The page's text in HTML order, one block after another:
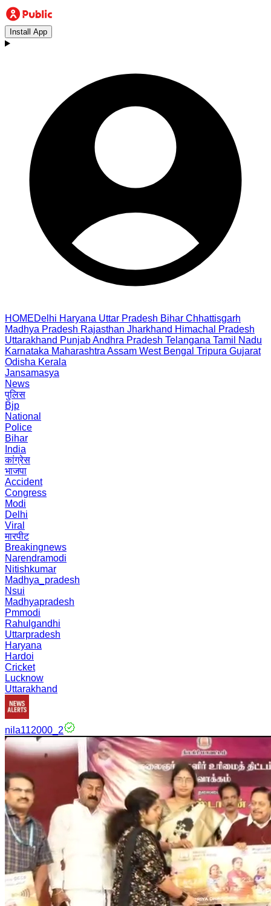
Install App
HOMEDelhi Haryana Uttar Pradesh Bihar Chhattisgarh
Madhya Pradesh Rajasthan Jharkhand Himachal Pradesh
Uttarakhand PunjabAndhra Pradesh Telangana Tamil Nadu
Karnataka Maharashtra Assam West Bengal Tripura Gujarat
Odisha Kerala
Jansamasya
News
पुलिस
Bjp
National
Police
Bihar
India
कांग्रेस
भाजपा
Accident
Congress
Modi
Delhi
Viral
मारपीट
Breakingnews
Narendramodi
Nitishkumar
Madhya_pradesh
Nsui
Madhyapradesh
Pmmodi
Rahulgandhi
Uttarpradesh
Haryana
Hardoi
Cricket
Lucknow
Uttarakhand
nila112000_2